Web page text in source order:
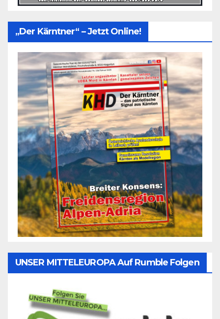
„Der Kärntner“ – Jetzt Online!
UNSER MITTELEUROPA Auf Rumble Folgen